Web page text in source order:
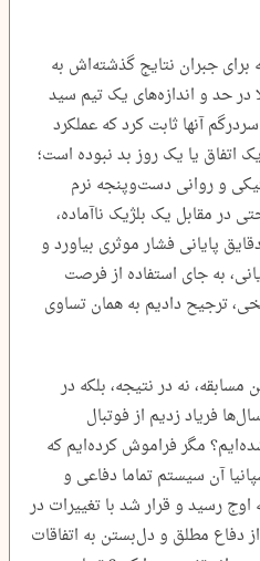
برای جبران نتایج گذشته‌اش به
حد و اندازه‌های یک تیم سید
آنها ثابت کرد که عملکرد
اتفاق یا یک روز بد نبوده است؛
و روانی دست‌وپنجه نرم
در مقابل یک بلژیک ناآماده،
در دقایق پایانی فشار موثری بیاورد و
ما در ۳۰‌دقیقه پایانی، به جای استفاده از فرصت
ترجیح دادیم به همان تساوی
نه در نتیجه، بلکه در
فریاد زدیم از فوتبال
مگر فراموش کرده‌ایم که
آن سیستم تماما دفاعی و
اوج رسید و قرار شد با تغییرات در
دفاع مطلق و دل‌بستن به اتفاقات